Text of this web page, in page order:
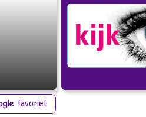
favoriet